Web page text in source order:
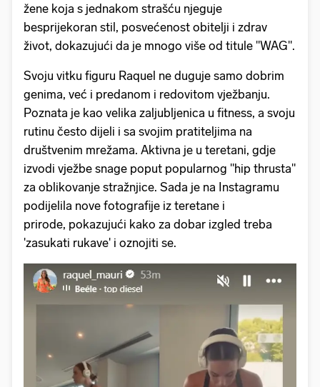
žene koja s jednakom strašću njeguje
besprijekoran stil, posvećenost obitelji i zdrav
život, dokazujući da je mnogo više od titule "WAG".
Svoju vitku figuru Raquel ne duguje samo dobrim
genima, već i predanom i redovitom vježbanju.
Poznata je kao velika zaljubljenica u fitness, a svoju
rutinu često dijeli i sa svojim pratiteljima na
društvenim mrežama. Aktivna je u teretani, gdje
izvodi vježbe snage poput popularnog "hip thrusta"
za oblikovanje stražnjice. Sada je na Instagramu
podijelila nove fotografije iz teretane i
prirode, pokazujući kako za dobar izgled treba
'zasukati rukave' i oznojiti se.